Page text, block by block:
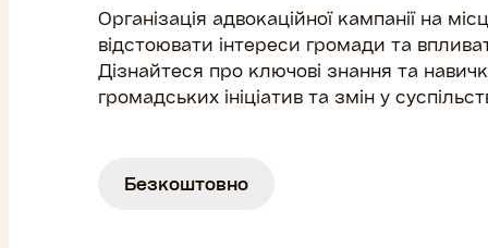
Організація адвокаційної кампанії на
відстоювати інтереси громади та
Дізнайтеся про ключові знання та
громадських ініціатив та змін у
Безкоштовно